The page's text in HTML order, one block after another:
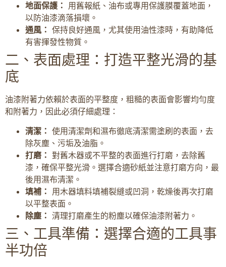
地面保護： 用舊報紙、油布或專用保護膜覆蓋地面，
以防油漆滴落損壞。
通風： 保持良好通風，尤其使用油性漆時，有助降低
有害揮發性物質。
二、表面處理：打造平整光滑的基
底
油漆附著力依賴於表面的平整度，粗糙的表面會影響均勻度
和附著力，因此必須仔細處理：
清潔： 使用清潔劑和濕布徹底清潔需塗刷的表面，去
除灰塵、污垢及油脂。
打磨： 對舊木器或不平整的表面進行打磨，去除舊
漆，確保平整光滑。選擇合適砂紙並注意打磨方向，最
後用濕布清潔。
填補： 用木器填料填補裂縫或凹洞，乾燥後再次打磨
以平整表面。
除塵： 清理打磨產生的粉塵以確保油漆附著力。
三、工具準備：選擇合適的工具事
半功倍